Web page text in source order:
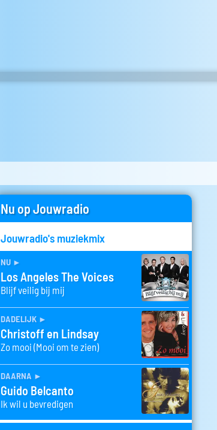
Nu op Jouwradio
Jouwradio's muziekmix
nu ►
Los Angeles The Voices
Blijf veilig bij mij
dadelijk ►
Christoff en Lindsay
Zo mooi (Mooi om te zien)
daarna ►
Guido Belcanto
Ik wil u bevredigen